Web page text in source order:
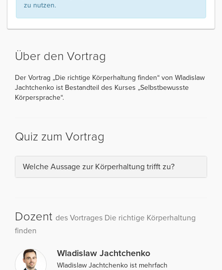
zu nutzen.
Über den Vortrag
Der Vortrag „Die richtige Körperhaltung finden“ von Wladislaw
Jachtchenko ist Bestandteil des Kurses „Selbstbewusste
Körpersprache“.
Quiz zum Vortrag
Welche Aussage zur Körperhaltung trifft zu?
Dozent des Vortrages Die richtige Körperhaltung
finden
Wladislaw Jachtchenko
Wladislaw Jachtchenko ist mehrfach